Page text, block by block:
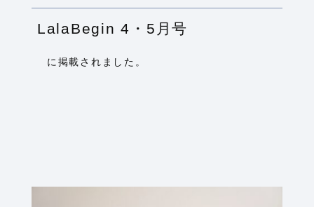
LalaBegin 4・5月号
に掲載されました。